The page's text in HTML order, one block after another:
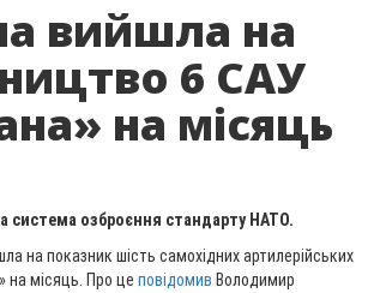
вийшла на
6 САУ
на місяць
система озброєння стандарту НАТО.
на показник шість самохідних артилерійських
на місяць. Про це повідомив Володимир